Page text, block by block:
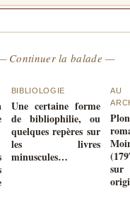
Continuer la balade —
BIBLIOLOGIE
Une certaine forme
de bibliophilie, ou
quelques repères sur
les livres
minuscules…
AU